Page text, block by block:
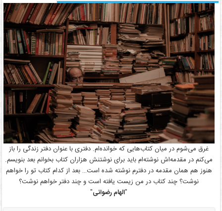
غرق می‌شوم در میان کتاب‌هایی که خوانده‌ام. دفتری با عنوان دفتر زندگی را باز
می‌کنم در مقدمه‌اش نوشته‌ام باید برای نوشتنش هزاران کتاب بخوانم بعد بنویسم.
هنوز هم همان مقدمه در دفترم نوشته شده است… بعد از کدام کتاب تو را خواهم
نوشت؟ چند کتاب در من زیست یافته است و چند دفتر خواهم نوشت؟
"الهام رضوانی"